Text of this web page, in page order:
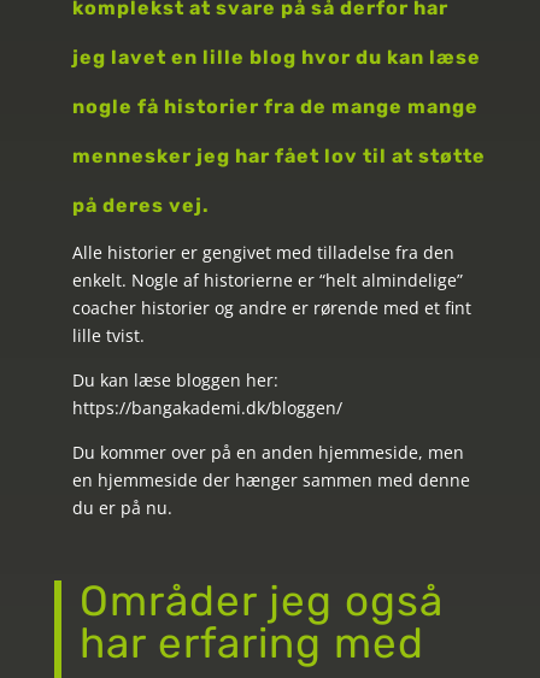
komplekst at svare på så derfor har
jeg lavet en lille blog hvor du kan læse
nogle få historier fra de mange mange
mennesker jeg har fået lov til at støtte
på deres vej.
Alle historier er gengivet med tilladelse fra den
enkelt. Nogle af historierne er “helt almindelige”
coacher historier og andre er rørende med et fint
lille tvist.
Du kan læse bloggen her:
https://bangakademi.dk/bloggen/
Du kommer over på en anden hjemmeside, men
en hjemmeside der hænger sammen med denne
du er på nu.
Områder jeg også
har erfaring med